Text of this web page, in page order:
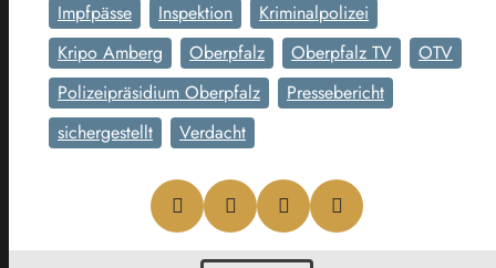
Impfpässe
Inspektion
Kriminalpolizei
Kripo Amberg
Oberpfalz Oberpfalz TV
OTV
Polizeipräsidium Oberpfalz
Pressebericht
sichergestellt
Verdacht